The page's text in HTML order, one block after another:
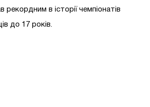
рекордним в історії чемпіонатів
до 17 років.